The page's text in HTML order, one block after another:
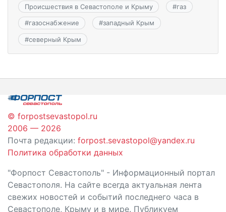
Происшествия в Севастополе и Крыму #газ
#газоснабжение #западный Крым
#северный Крым
© forpostsevastopol.ru
2006 — 2026
Почта редакции: forpost.sevastopol@yandex.ru
Политика обработки данных
"Форпост Севастополь" - Информационный портал
Севастополя. На сайте всегда актуальная лента
свежих новостей и событий последнего часа в
Севастополе, Крыму и в мире. Публикуем